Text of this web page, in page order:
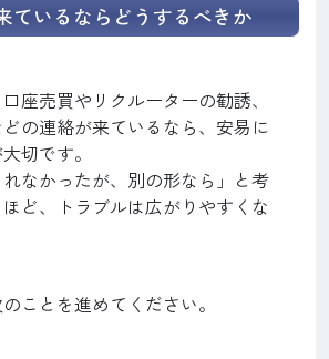
ているならどうするべきか
座売買やリクルーターの勧誘、
の連絡が来ているなら、安易に
切です。
れなかったが、別の形なら」と考
ど、トラブルは広がりやすくな
ことを進めてください。